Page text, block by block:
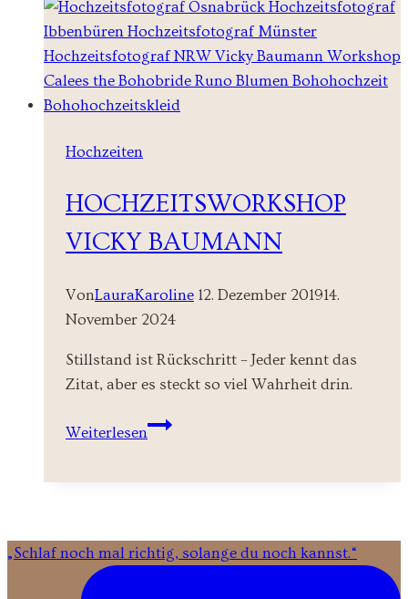
Murphys
Law
Hochzeiten
HOCHZEITSWORKSHOP
VICKY BAUMANN
VonLauraKaroline 12. Dezember 201914.
November 2024
Stillstand ist Rückschritt – Jeder kennt das
Zitat, aber es steckt so viel Wahrheit drin.
Weiterlesen
Hochzeitsworkshop
„Schlaf noch mal richtig, solange du noch kannst.“